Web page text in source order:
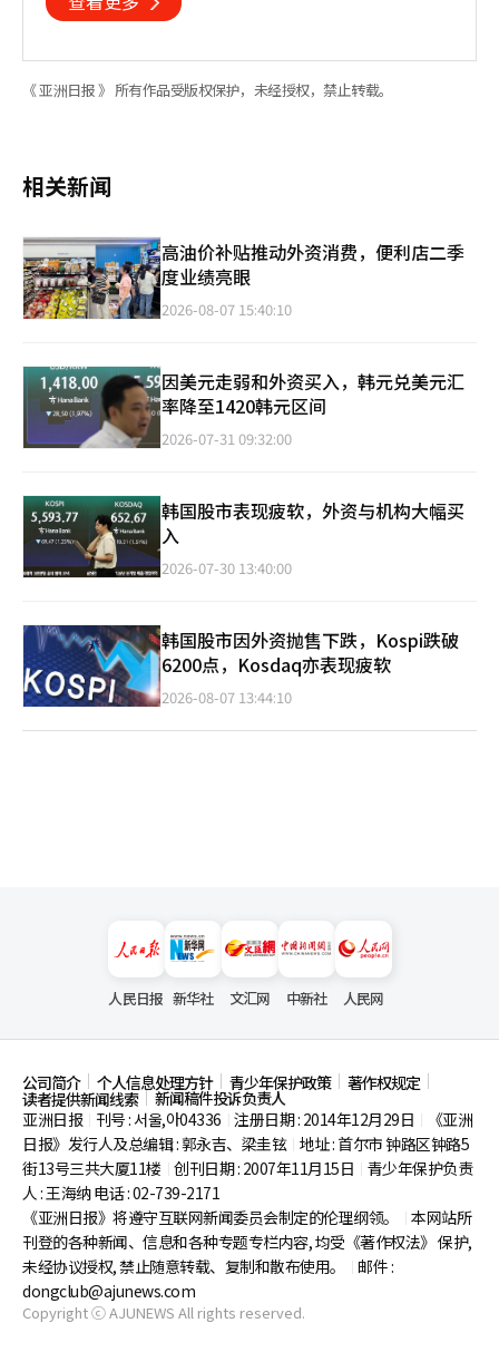
《 亚洲日报 》 所有作品受版权保护，未经授权，禁止转载。
相关新闻
高油价补贴推动外资消费，便利店二季
度业绩亮眼
2026-08-07 15:40:10
因美元走弱和外资买入，韩元兑美元汇
率降至1420韩元区间
2026-07-31 09:32:00
韩国股市表现疲软，外资与机构大幅买
入
2026-07-30 13:40:00
韩国股市因外资抛售下跌，Kospi跌破
6200点，Kosdaq亦表现疲软
2026-08-07 13:44:10
人民日报 新华社 文汇网 中新社 人民网
公司简介 个人信息处理方针 青少年保护政策 著作权规定
读者提供新闻线索
新闻稿件投诉负责人
亚洲日报
刊号 : 서울,아04336 注册日期 : 2014年12月29日
《亚洲
日报》发行人及总编辑 : 郭永吉、梁圭铉 地址 : 首尔市钟路区钟路5
街13号三共大厦11楼 创刊日期 : 2007年11月15日
青少年保护负责
人 : 王海纳 电话 : 02-739-2171
《亚洲日报》将遵守互联网新闻委员会制定的伦理纲领。
本网站所
刊登的各种新闻、信息和各种专题专栏内容, 均受《著作权法》 保护,
未经协议授权, 禁止随意转载、复制和散布使用。
邮件 :
dongclub@ajunews.com
Copyright ⓒ AJUNEWS All rights reserved.